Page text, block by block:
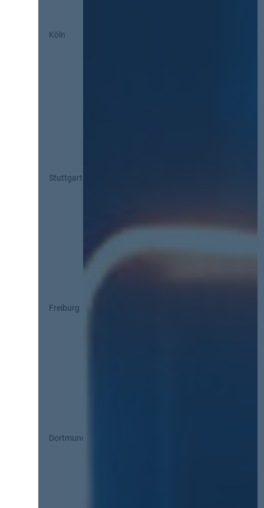
Köln
Stuttgart
Freiburg
Dortmund